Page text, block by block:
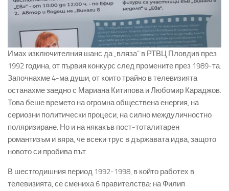
Имах изключителния шанс да „вляза“ в РТВЦ Пловдив през
1992 година, от първия конкурс след промените през 1989-та.
Започнахме 4-ма души, от които трайно в телевизията
останахме заедно с Мариана Китипова и Любомир Караджов.
Това беше времето на огромна обществена енергия, на
сериозни политически процеси, на силно междуличностно
поляризиране. Но и на някакъв пост-тоталитарен
романтизъм и вяра, че всеки трус в държавата идва, защото
новото си пробива път.
В шестгодишния период 1992-1998, в който работех в
телевизията, се смениха 6 правителства: на Филип